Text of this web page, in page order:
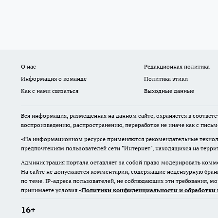
О нас Редакционная политика
Информация о команде
Политика этики
Как с нами связаться
Выходные данные
Вся информация, размещенная на данном сайте, охраняется в
воспроизведению, распространению, переработке не иначе как с
«На информационном ресурсе применяются рекомендательные
предпочтениям пользователей сети "Интернет", находящихся на
Администрация портала оставляет за собой право модерировать
На сайте не допускаются комментарии, содержащие нецензурную
по теме. IP-адреса пользователей, не соблюдающих эти требования,
принимаете условия «Политики конфиденциальности и
16+